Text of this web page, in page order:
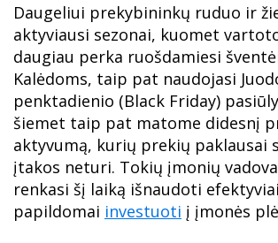
Daugeliui prekybininkų ruduo ir
aktyviausi sezonai, kuomet
daugiau perka ruošdamiesi
Kalėdoms, taip pat naudojasi
penktadienio (Black Friday)
šiemet taip pat matome didesnį
aktyvumą, kurių prekių paklausai
įtakos neturi. Tokių įmonių
renkasi šį laiką išnaudoti
papildomai investuoti į įmonės